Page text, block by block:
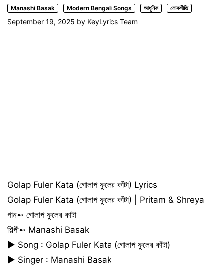
Manashi Basak Modern Bengali Songs আধুনিক লোকগীতি
September 19, 2025 by KeyLyrics Team
Golap Fuler Kata (গোলাপ ফুলের কাঁটা) Lyrics
Golap Fuler Kata (গোলাপ ফুলের কাঁটা) | Pritam & Shreya
গান➻ গোলাপ ফুলের কাটা
শিল্পী➻ Manashi Basak
► Song : Golap Fuler Kata (গোলাপ ফুলের কাঁটা)
► Singer : Manashi Basak